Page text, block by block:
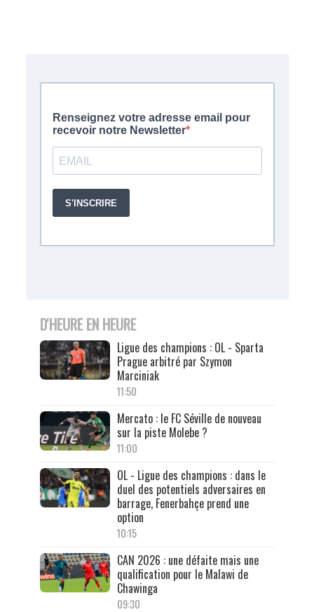
D'HEURE EN HEURE
Ligue des champions : OL - Sparta
Prague arbitré par Szymon
Marciniak
11:50
Mercato : le FC Séville de nouveau
sur la piste Molebe ?
11:00
OL - Ligue des champions : dans le
duel des potentiels adversaires en
barrage, Fenerbahçe prend une
option
10:15
CAN 2026 : une défaite mais une
qualification pour le Malawi de
Chawinga
09:30